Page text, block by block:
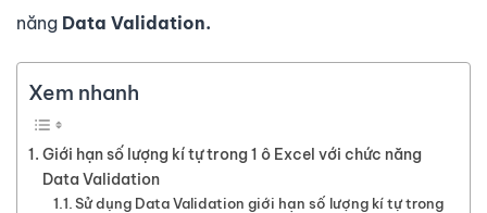
năng Data Validation.
Xem nhanh
Giới hạn số lượng kí tự trong 1 ô Excel với chức năng
Data Validation
Sử dụng Data Validation giới hạn số lượng kí tự trong